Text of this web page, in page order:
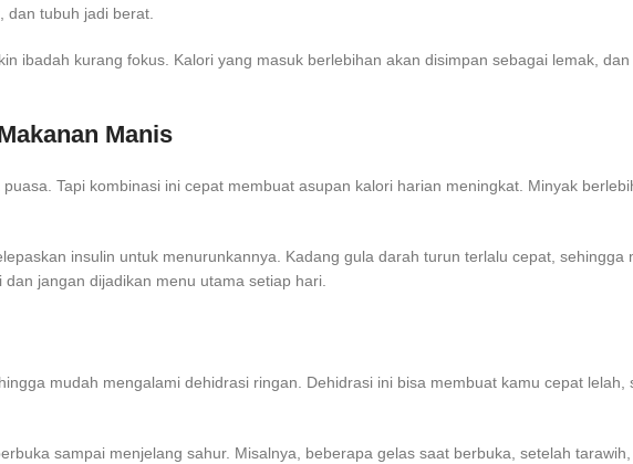
dan tubuh jadi berat.
ibadah kurang fokus. Kalori yang masuk berlebihan akan disimpan sebagai lemak,
Manis
Tapi kombinasi ini cepat membuat asupan kalori harian meningkat. Minyak
insulin untuk menurunkannya. Kadang gula darah turun terlalu cepat, sehingga
jangan dijadikan menu utama setiap hari.
mudah mengalami dehidrasi ringan. Dehidrasi ini bisa membuat kamu cepat
sampai menjelang sahur. Misalnya, beberapa gelas saat berbuka, setelah